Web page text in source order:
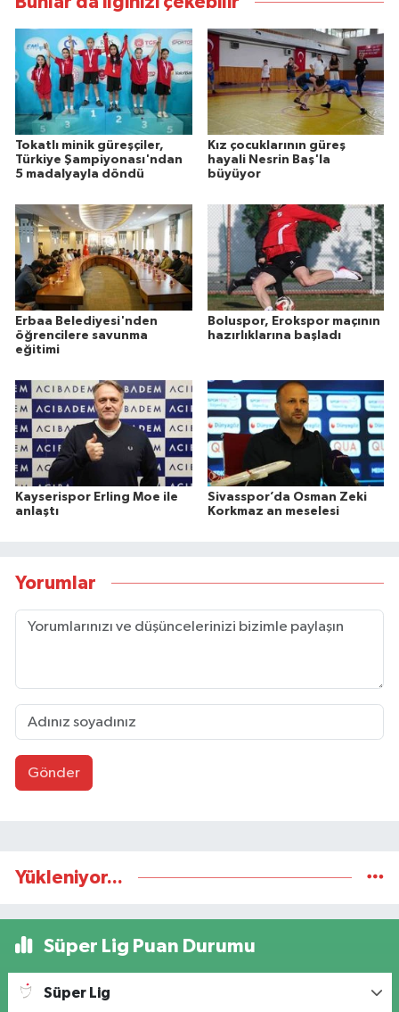
Tokatlı minik güreşçiler,
Türkiye Şampiyonası'ndan
5 madalyayla döndü
Kız çocuklarının güreş
hayali Nesrin Baş'la
büyüyor
Erbaa Belediyesi'nden
öğrencilere savunma
eğitimi
Boluspor, Erokspor maçının
hazırlıklarına başladı
Kayserispor Erling Moe ile
anlaştı
Sivasspor’da Osman Zeki
Korkmaz an meselesi
Yorumlar
Gönder
Yükleniyor...
Süper Lig Puan Durumu
Süper Lig